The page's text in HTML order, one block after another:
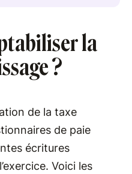
la
?
de la taxe
de paie
écritures
Voici les